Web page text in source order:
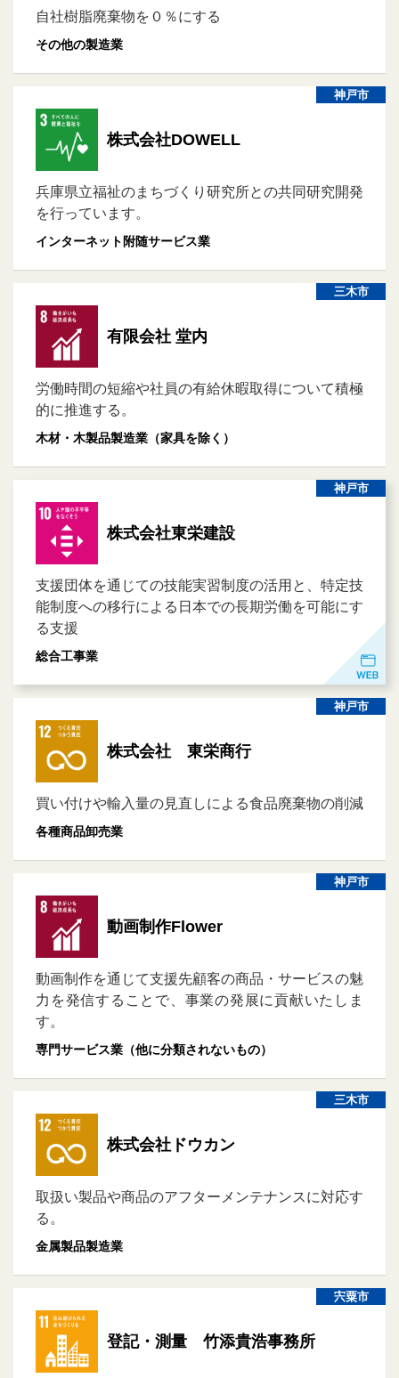
自社樹脂廃棄物を０％にする
その他の製造業
神戸市
株式会社DOWELL
兵庫県立福祉のまちづくり研究所との共同研究開発
を行っています。
インターネット附随サービス業
三木市
有限会社 堂内
労働時間の短縮や社員の有給休暇取得について積極
的に推進する。
木材・木製品製造業（家具を除く）
神戸市
株式会社東栄建設
支援団体を通じての技能実習制度の活用と、特定技
能制度への移行による日本での長期労働を可能にす
る支援
総合工事業
神戸市
株式会社 東栄商行
買い付けや輸入量の見直しによる食品廃棄物の削減
各種商品卸売業
神戸市
動画制作Flower
動画制作を通じて支援先顧客の商品・サービスの魅
力を発信することで、事業の発展に貢献いたしま
す。
専門サービス業（他に分類されないもの）
三木市
株式会社ドウカン
取扱い製品や商品のアフターメンテナンスに対応す
る。
金属製品製造業
宍粟市
登記・測量 竹添貴浩事務所